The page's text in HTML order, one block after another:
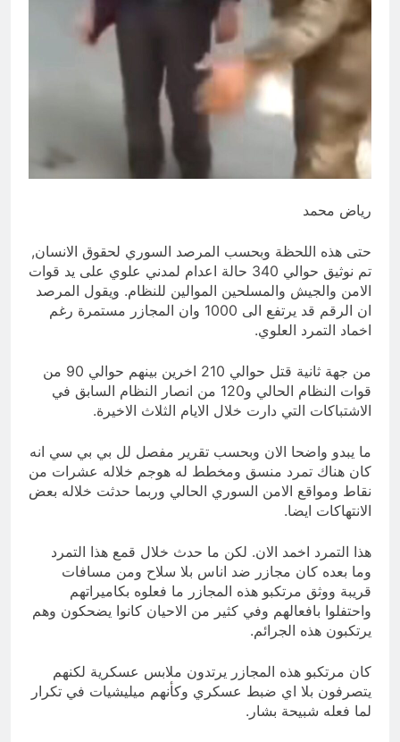
الكاتبان باقر الزبيدي ورياض سعد يحذران
من الجولاني (ح 1) (وإذا كنت فيهم فأقمت
لهم الصلاة فلتقم طائفة منهم معك
وليأخذوا أٍسلحتهم)
رياض محمد
حتى هذه اللحظة وبحسب المرصد السوري لحقوق الانسان,
تم نوثيق حوالي 340 حالة اعدام لمدني علوي على يد قوات
الامن والجيش والمسلحين الموالين للنظام. ويقول المرصد
ان الرقم قد يرتفع الى 1000 وان المجازر مستمرة رغم
اخماد التمرد العلوي.
من
جهة ثانية قتل حوالي 210 اخرين بينهم حوالي 90 من
قوات النظام الحالي و120 من انصار النظام السابق في
الاشتباكات التي دارت خلال الايام الثلاث الاخيرة.
ما يبدو واضحا الان وبحسب تقرير مفصل لل بي بي سي انه
كان هناك تمرد منسق ومخطط له هوجم خلاله عشرات من
نقاط ومواقع الامن السوري الحالي وربما حدثت خلاله بعض
الانتهاكات ايضا.
هذا التمرد اخمد الان. لكن ما حدث خلال قمع هذا التمرد
وما بعده كان مجازر ضد اناس بلا سلاح ومن مسافات
قريبة ووثق مرتكبو هذه المجازر ما فعلوه بكاميراتهم
واحتفلوا بافعالهم وفي كثير من الاحيان كانوا يضحكون وهم
يرتكبون هذه الجرائم.
كان مرتكبو هذه المجازر يرتدون ملابس عسكرية لكنهم
يتصرفون بلا اي ضبط عسكري وكأنهم ميليشيات في تكرار
لما فعله شبيحة بشار.